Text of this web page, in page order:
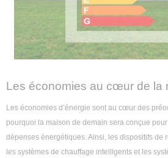
Les économies au cœur de la
Les économies d’énergie sont au cœur des
pourquoi la maison de demain sera conçue
dépenses énergétiques. Ainsi, les dispositifs de
les systèmes de chauffage intelligents et les